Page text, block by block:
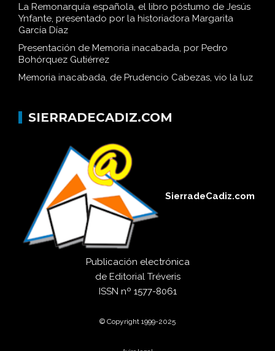
La Remonarquía española, el libro póstumo de Jesús
Ynfante, presentado por la historiadora Margarita
García Díaz
Presentación de Memoria inacabada, por Pedro
Bohórquez Gutiérrez
Memoria inacabada, de Prudencio Cabezas, vio la luz
SIERRADECADIZ.COM
SierradeCadiz.com
Publicación electrónica
de Editorial Tréveris
ISSN nº 1577-8061
© Copyright 1999-2025